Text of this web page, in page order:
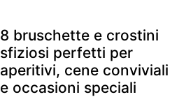
8 bruschette e crostini
sfiziosi perfetti per
aperitivi, cene conviviali
e occasioni speciali